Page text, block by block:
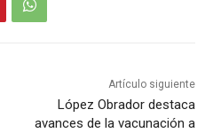
Artículo siguiente
López Obrador destaca
avances de la vacunación a